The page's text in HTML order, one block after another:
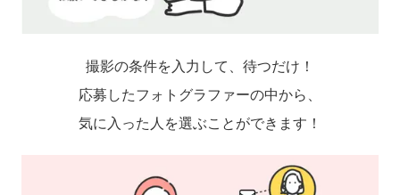
撮影の条件を入力して、待つだけ！
応募したフォトグラファーの中から、
気に入った人を選ぶことができます！